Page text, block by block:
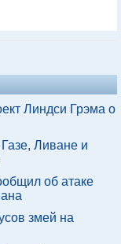
Линдси Грэма о
Ливане и
об атаке
змей на